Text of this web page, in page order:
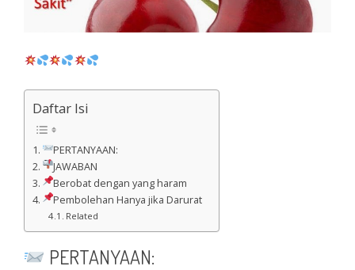
Daftar Isi
PERTANYAAN:
JAWABAN
Berobat dengan yang haram
Pembolehan Hanya jika Darurat
Related
PERTANYAAN: